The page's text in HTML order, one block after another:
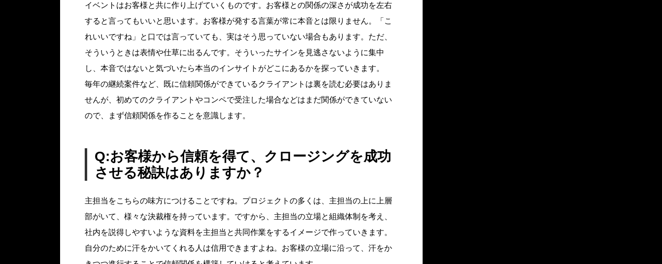
イベントはお客様と共に作り上げていくものです。お客様との関係の深さが成功を左右
すると言ってもいいと思います。お客様が発する言葉が常に本音とは限りません。「こ
れいいですね」と口では言っていても、実はそう思っていない場合もあります。ただ、
そういうときは表情や仕草に出るんです。そういったサインを見逃さないように集中
し、本音ではないと気づいたら本当のインサイトがどこにあるかを探っていきます。
毎年の継続案件など、既に信頼関係ができているクライアントは裏を読む必要はありま
せんが、初めてのクライアントやコンペで受注した場合などはまだ関係ができていない
ので、まず信頼関係を作ることを意識します。
Q:お客様から信頼を得て、クロージングを成功
させる秘訣はありますか？
主担当をこちらの味方につけることですね。プロジェクトの多くは、主担当の上に上層
部がいて、様々な決裁権を持っています。ですから、主担当の立場と組織体制を考え、
社内を説得しやすいような資料を主担当と共同作業をするイメージで作っていきます。
自分のために汗をかいてくれる人は信用できますよね。お客様の立場に沿って、汗をか